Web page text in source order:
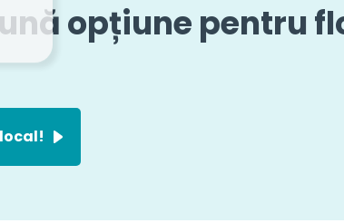
opțiune pentru